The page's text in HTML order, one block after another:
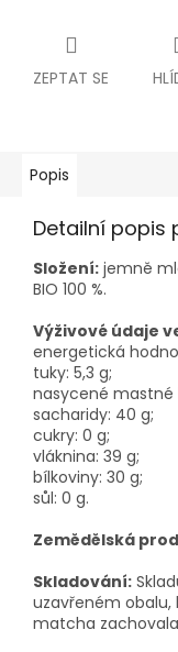
ZEPTAT SE
Popis
Detailní popis
Složení: jemně
BIO 100 %.
Výživové údaje
energetická
tuky: 5,3 g;
nasycené mastné
sacharidy: 40 g;
cukry: 0 g;
vláknina: 39 g;
bílkoviny: 30 g;
sůl: 0 g.
Zemědělská
Skladování:
uzavřeném obalu,
matcha